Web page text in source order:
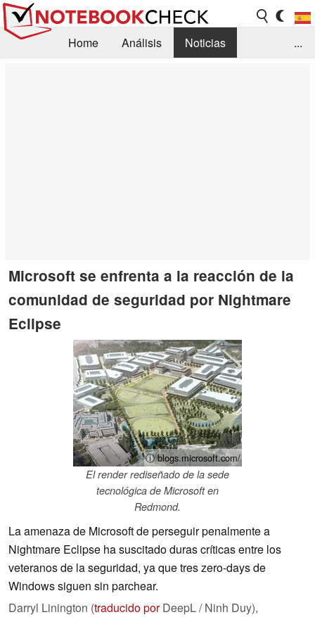
Home Análisis
Noticias
...
Microsoft se enfrenta a la reacción de la
comunidad de seguridad por Nightmare
Eclipse
ⓘ blogs.microsoft.com/
El render rediseñado de la sede
tecnológica de Microsoft en
Redmond.
La amenaza de Microsoft de perseguir penalmente a
Nightmare Eclipse ha suscitado duras críticas entre los
veteranos de la seguridad, ya que tres zero-days de
Windows siguen sin parchear.
Darryl Linington (traducido porDeepL / Ninh Duy),